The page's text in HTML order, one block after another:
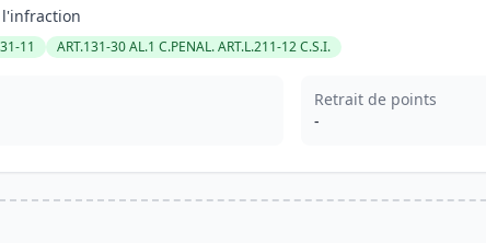
11 ART.131-30 AL.1 C.PENAL. ART.L.211-12 C.S.I.
Retrait de points
-